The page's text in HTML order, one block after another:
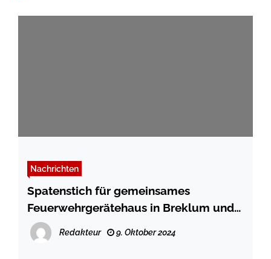
Nachrichten
Spatenstich für gemeinsames
Feuerwehrgerätehaus in Breklum und
Struckum
Redakteur 9. Oktober 2024